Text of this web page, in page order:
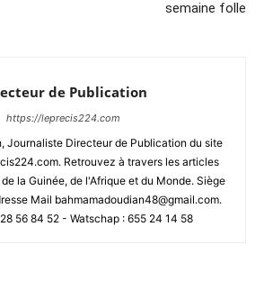
semaine folle
de Publication
https://leprecis224.com
Journaliste Directeur de Publication du site
Retrouvez à travers les articles
la Guinée, de l'Afrique et du Monde. Siège
Mail bahmamadoudian48@gmail.com.
56 84 52 - Watschap : 655 24 14 58